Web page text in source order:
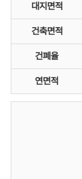
대지면적
건축면적
건폐율
연면적